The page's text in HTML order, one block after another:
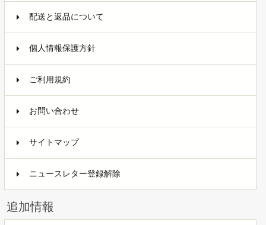
配送と返品について
個人情報保護方針
ご利用規約
お問い合わせ
サイトマップ
ニュースレター登録解除
追加情報